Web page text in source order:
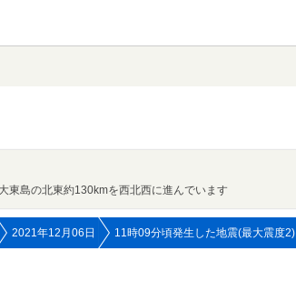
東島の北東約130kmを西北西に進んでいます
2021年12月06日 11時09分頃発生した地震(最大震度2)